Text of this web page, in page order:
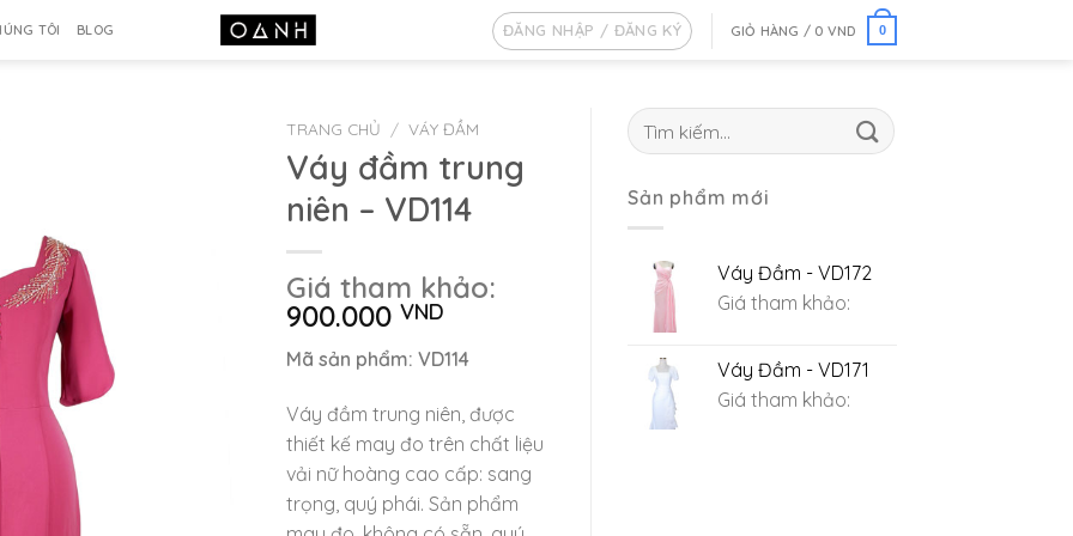
TÔI BLOG ĐĂNG NHẬP / ĐĂNG KÝ GIỎ HÀNG / 0 VND 0
TRANG CHỦ / VÁY ĐẦM
Váy đầm trung
niên – VD114
Giá tham khảo:
900.000 VND
Mã sản phẩm: VD114
Váy đầm trung niên, được
thiết kế may đo trên chất liệu
vải nữ hoàng cao cấp: sang
trọng, quý phái. Sản phẩm
Tìm
kiếm:
Sản phẩm mới
Váy Đầm - VD172
Giá tham khảo:
Váy Đầm - VD171
Giá tham khảo: